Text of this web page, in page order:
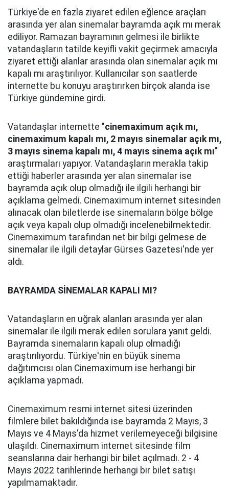
Türkiye'de en fazla ziyaret edilen eğlence araçları
arasında yer alan sinemalar bayramda açık mı merak
ediliyor. Ramazan bayramının gelmesi ile birlikte
vatandaşların tatilde keyifli vakit geçirmek amacıyla
ziyaret ettiği alanlar arasında olan sinemalar açık mı
kapalı mı araştırılıyor. Kullanıcılar son saatlerde
internette bu konuyu araştırırken birçok alanda ise
Türkiye gündemine girdi.
Vatandaşlar internette "cinemaximum açık mı,
cinemaximum kapalı mı, 2 mayıs sinemalar açık mı,
3 mayıs sinema kapalı mı, 4 mayıs sinema açık mı"
araştırmaları yapıyor. Vatandaşların merakla takip
ettiği haberler arasında yer alan sinemalar ise
bayramda açık olup olmadığı ile ilgili herhangi bir
açıklama gelmedi. Cinemaximum internet sitesinden
alınacak olan biletlerde ise sinemaların bölge bölge
açık veya kapalı olup olmadığı incelenebilmektedir.
Cinemaximum tarafından net bir bilgi gelmese de
sinemalar ile ilgili detaylar Gürses Gazetesi'nde yer
aldı.
BAYRAMDA SİNEMALAR KAPALI MI?
Vatandaşların en uğrak alanları arasında yer alan
sinemalar ile ilgili merak edilen sorulara yanıt geldi.
Bayramda sinemaların kapalı olup olmadığı
araştırılıyordu. Türkiye'nin en büyük sinema
dağıtımcısı olan Cinemaximum ise herhangi bir
açıklama yapmadı.
Cinemaximum resmi internet sitesi üzerinden
filmlere bilet bakıldığında ise bayramda 2 Mayıs, 3
Mayıs ve 4 Mayıs'da hizmet verilemeyeceği bilgisine
ulaşıldı. Cinemaximum internet sitesinde film
seanslarına dair herhangi bir bilet açılmadı. 2 - 4
Mayıs 2022 tarihlerinde herhangi bir bilet satışı
yapılmamaktadır.